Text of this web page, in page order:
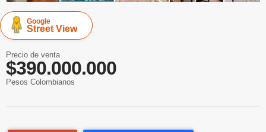
Google
Street View
Precio de venta
$390.000.000
Pesos Colombianos